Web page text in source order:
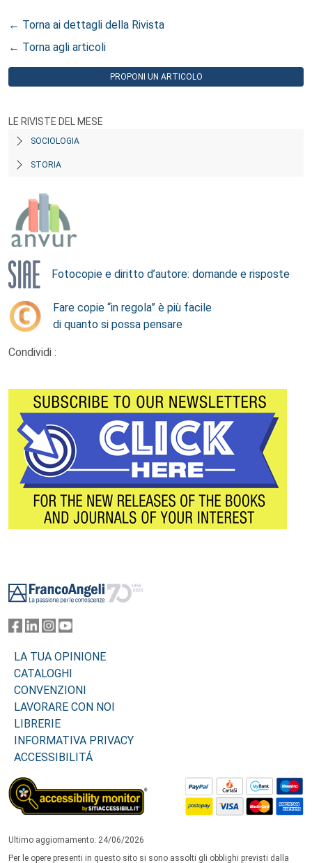
← Torna ai dettagli della Rivista
← Torna agli articoli
PROPONI UN ARTICOLO
LE RIVISTE DEL MESE
SOCIOLOGIA
STORIA
Fotocopie e diritto d’autore: domande e risposte
Fare copie “in regola” è più facile
di quanto si possa pensare
Condividi :
LA TUA OPINIONE
CATALOGHI
CONVENZIONI
LAVORARE CON NOI
LIBRERIE
INFORMATIVA PRIVACY
ACCESSIBILITÁ
Ultimo aggiornamento: 24/06/2026
Per le opere presenti in questo sito si sono assolti gli obblighi previsti dalla